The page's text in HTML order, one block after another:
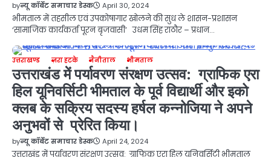
byन्यू कॉर्बेट समाचार डेस्क April 30, 2024
भीमताल में तहसील एवं उपकोषागार खोलने की सुध ले शासन-प्रशासन
‘सामाजिक कार्यकर्ता पूरन बृजवासी’ उधम सिंह राठौर – प्रधान…
उत्तराखण्ड ज़रा हटके नैनीताल भीमताल
उत्तराखंड में पर्यावरण संरक्षण उत्सव: ग्राफिक एरा
हिल यूनिवर्सिटी भीमताल के पूर्व विद्यार्थी और इको
क्लब के सक्रिय सदस्य हर्षल कन्नोजिया ने अपने
अनुभवों से प्रेरित किया।
byन्यू कॉर्बेट समाचार डेस्क April 24, 2024
उत्तराखंड में पर्यावरण संरक्षण उत्सव: ग्राफिक एरा हिल यूनिवर्सिटी भीमताल